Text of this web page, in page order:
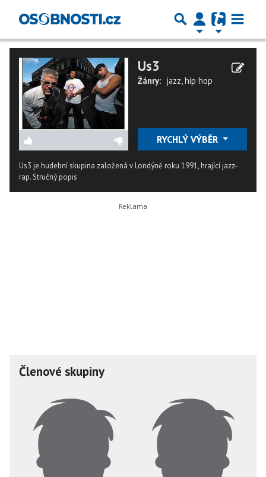
Us3
Žánry: jazz,hip hop
RYCHLÝ VÝBĚR
Us3 je hudební skupina založená v Londýně roku 1991, hrající jazz-
rap.Stručný popis
Členové skupiny